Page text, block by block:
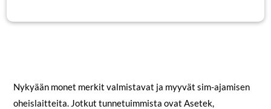
Nykyään monet merkit valmistavat ja myyvät sim-ajamisen
oheislaitteita. Jotkut tunnetuimmista ovat Asetek,